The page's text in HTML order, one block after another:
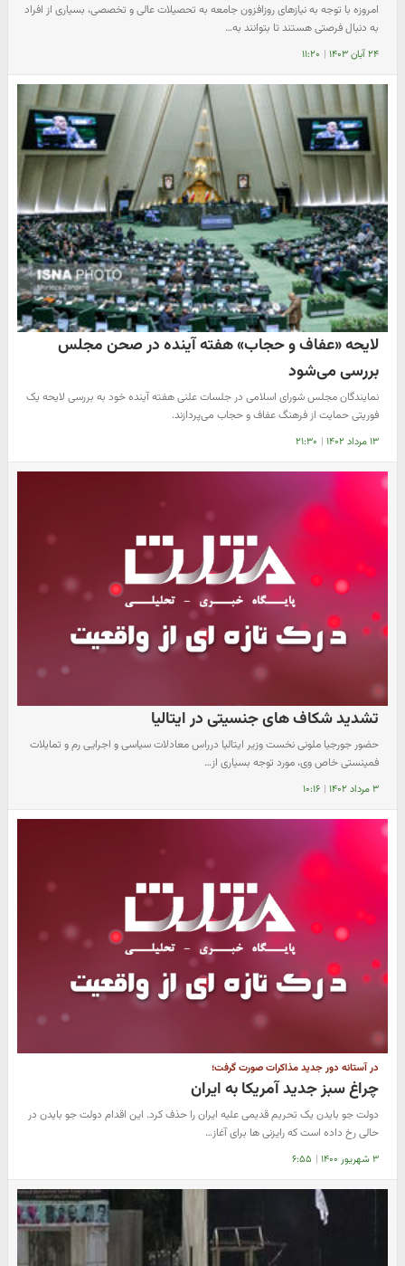
امروزه با توجه به نیازهای روزافزون جامعه به تحصیلات عالی و تخصصی، بسیاری از افراد
به دنبال فرصتی هستند تا بتوانند به…
۲۴ آبان ۱۴۰۳ | ۱۱:۲۰
لایحه «عفاف و حجاب» هفته آینده در صحن مجلس
بررسی می‌شود
نمایندگان مجلس شورای اسلامی در جلسات علنی هفته آینده خود به بررسی لایحه یک
فوریتی حمایت از فرهنگ عفاف و حجاب می‌پردازند.
۱۳ مرداد ۱۴۰۲ | ۲۱:۳۰
تشدید شکاف های جنسیتی در ایتالیا
حضور جورجیا ملونی نخست وزیر ایتالیا درراس معادلات سیاسی و اجرایی رم و تمایلات
فمینستی خاص وی، مورد توجه بسیاری از…
۳ مرداد ۱۴۰۲ | ۱۰:۱۶
در آستانه دور جدید مذاکرات صورت گرفت؛
چراغ سبز جدید آمریکا به ایران
دولت جو بایدن یک تحریم قدیمی علیه ایران را حذف کرد. این اقدام دولت جو بایدن در
حالی رخ داده است که رایزنی ها برای آغاز…
۳ شهریور ۱۴۰۰ | ۶:۵۵